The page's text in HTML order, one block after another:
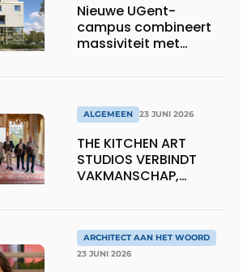
Nieuwe UGent-
campus combineert
massiviteit met
ALGEMEEN 23 JUNI 2026
THE KITCHEN ART
STUDIOS VERBINDT
VAKMANSCHAP,
TOEKOMST
ARCHITECT AAN HET WOORD
23 JUNI 2026